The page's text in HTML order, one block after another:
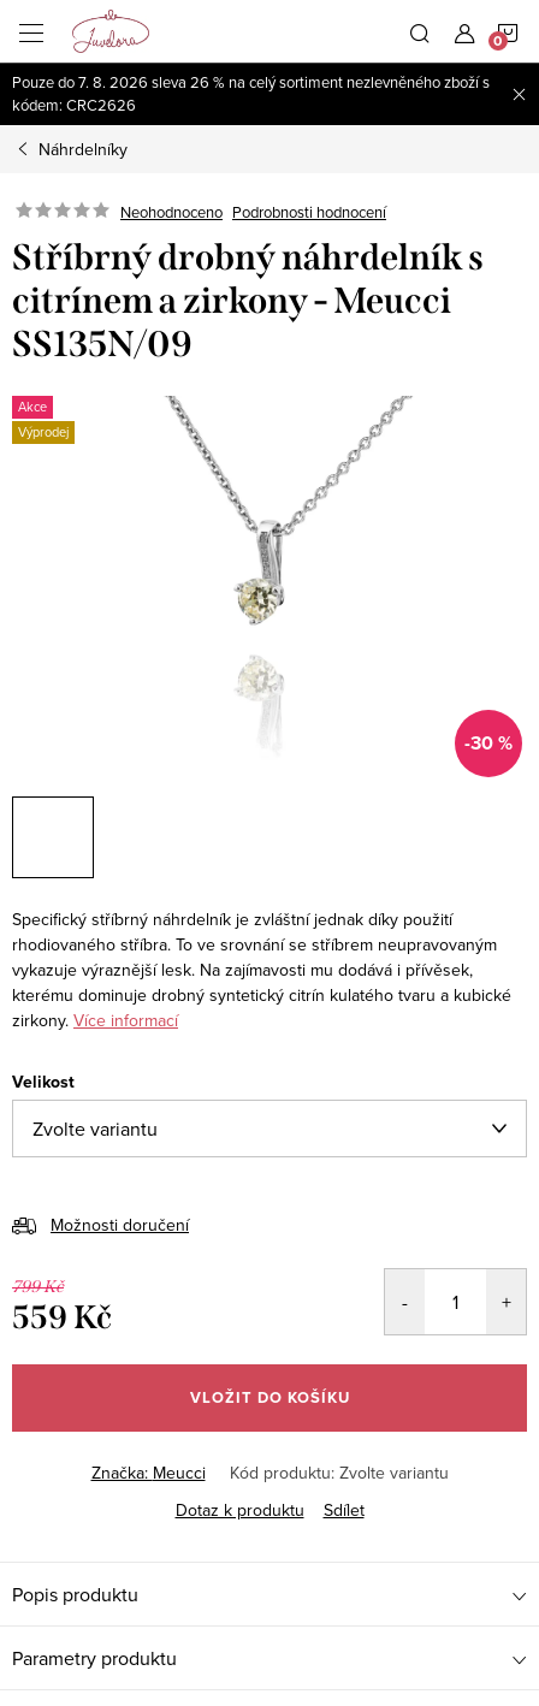
obsah
Pouze do 7. 8. 2026 sleva 26 % na celý sortiment nezlevněného zboží s
kódem: CRC2626
Náhrdelníky
Neohodnoceno Podrobnosti hodnocení
Stříbrný drobný náhrdelník s
citrínem a zirkony - Meucci
SS135N/09
Akce
Výprodej
-30 %
Specifický stříbrný náhrdelník je zvláštní jednak díky použití
rhodiovaného stříbra. To ve srovnání se stříbrem neupravovaným
vykazuje výraznější lesk. Na zajímavosti mu dodává i přívěsek,
kterému dominuje drobný syntetický citrín kulatého tvaru a kubické
zirkony. Více informací
Velikost
Možnosti doručení
799 Kč
559 Kč
cena:
VLOŽIT DO KOŠÍKU
Značka: Meucci Kód produktu: Zvolte variantu
Dotaz k produktu
Sdílet
Popis produktu
Parametry produktu